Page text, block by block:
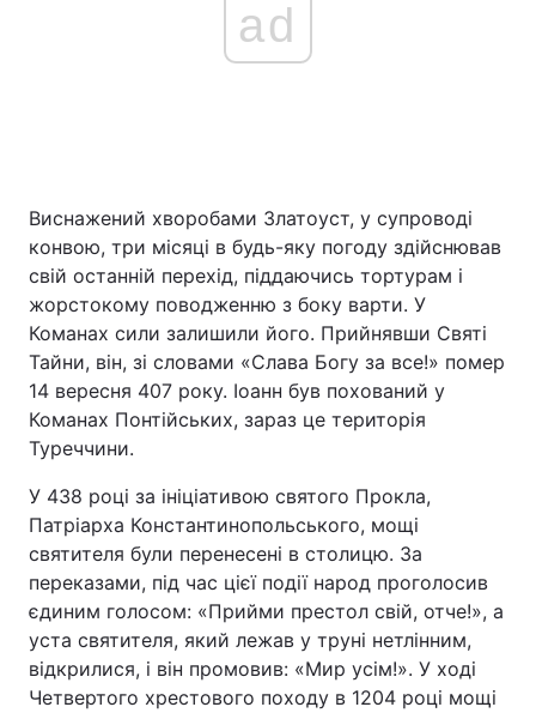
ad
Виснажений хворобами Златоуст, у супроводі
конвою, три місяці в будь-яку погоду здійснював
свій останній перехід, піддаючись тортурам і
жорстокому поводженню з боку варти. У
Команах сили залишили його. Прийнявши Святі
Тайни, він, зі словами «Слава Богу за все!» помер
14 вересня 407 року. Іоанн був похований у
Команах Понтійських, зараз це територія
Туреччини.
У 438 році за ініціативою святого Прокла,
Патріарха Константинопольського, мощі
святителя були перенесені в столицю. За
переказами, під час цієї події народ проголосив
єдиним голосом: «Прийми престол свій, отче!», а
уста святителя, який лежав у труні нетлінним,
відкрилися, і він промовив: «Мир усім!». У ході
Четвертого хрестового походу в 1204 році мощі